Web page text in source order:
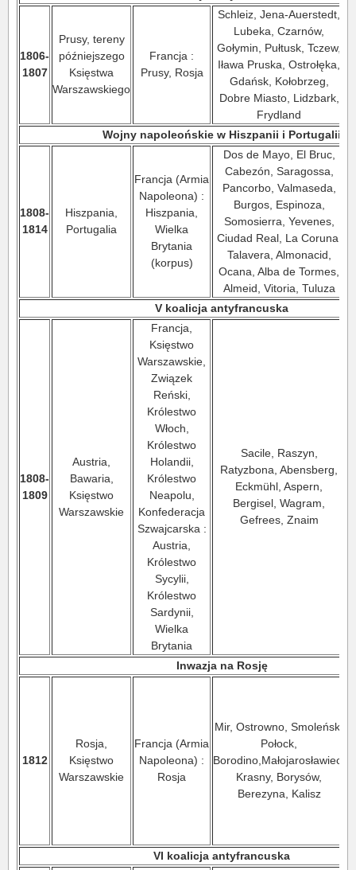
1806-
1807
Prusy, tereny
późniejszego
Księstwa
Warszawskiego
Francja :
Prusy, Rosja
Schleiz, Jena-Auerstedt,
Lubeka, Czarnów,
Gołymin, Pułtusk, Tczew,
Iława Pruska, Ostrołęka,
Gdańsk, Kołobrzeg,
Dobre Miasto, Lidzbark,
Frydland
Wojny napoleońskie w Hiszpanii i Portugalii
1808-
1814
Hiszpania,
Portugalia
Francja (Armia
Napoleona) :
Hiszpania,
Wielka
Brytania
(korpus)
Dos de Mayo, El Bruc,
Cabezón, Saragossa,
Pancorbo, Valmaseda,
Burgos, Espinoza,
Somosierra, Yevenes,
Ciudad Real, La Coruna,
Talavera, Almonacid,
Ocana, Alba de Tormes,
Almeid, Vitoria, Tuluza
V koalicja antyfrancuska
1808-
1809
Austria,
Bawaria,
Księstwo
Warszawskie
Francja,
Księstwo
Warszawskie,
Związek
Reński,
Królestwo
Włoch,
Królestwo
Holandii,
Królestwo
Neapolu,
Konfederacja
Szwajcarska :
Austria,
Królestwo
Sycylii,
Królestwo
Sardynii,
Wielka
Brytania
Sacile, Raszyn,
Ratyzbona, Abensberg,
Eckmühl, Aspern,
Bergisel, Wagram,
Gefrees, Znaim
Inwazja na Rosję
1812
Rosja,
Księstwo
Warszawskie
Francja (Armia
Napoleona) :
Rosja
Mir, Ostrowno, Smoleńsk,
Połock,
Borodino,Małojarosławiec,
Krasny, Borysów,
Berezyna, Kalisz
VI koalicja antyfrancuska